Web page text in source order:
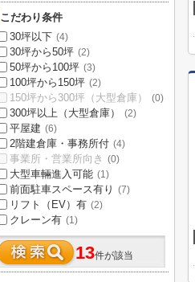
こだわり条件
30坪以下 (4)
30坪から50坪 (2)
50坪から100坪 (3)
100坪から150坪 (2)
150坪から300坪（大型倉庫） (0)
300坪以上（大型倉庫） (2)
平屋建 (6)
2階建倉庫・事務所付 (4)
事業所・営業所向き (0)
大型車輛進入可能 (1)
前面駐車スペース有り (7)
リフト（EV）有 (2)
クレーン有 (1)
13件が該当